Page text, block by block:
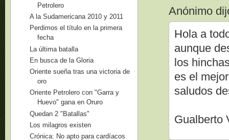
Anónimo
Hola a
aunque
los
es el
saludos
Gualberto
Petrolero
A la Sudamericana 2010 y 2011
Perdimos el título en la primera
fecha
La última batalla
En busca de la Gloria
Oriente sueña tras una victoria de
oro
Oriente Petrolero con "Garra y
Huevo" gana en Oruro
Quedan 2 "Batallas"
Los milagros existen
Crónica: No apto para cardíacos